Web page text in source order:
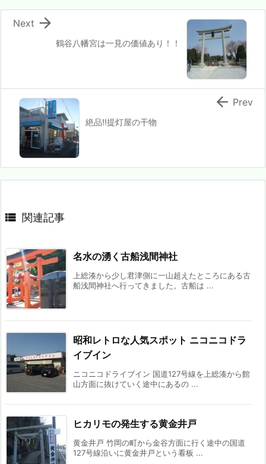
鶴谷八幡宮は一見の価値あり！！

Next
絶品!!提灯屋の干物
 Prev
 関連記事
名水の湧く古船浅間神社
上総湊から少し君津側に一山超えたところにある古
船浅間神社へ行ってきました。古船は ...
昭和レトロな人気スポット ニコニコドラ
イブイン
ニコニコドライブイン 国道127号線を上総湊から館
山方面に抜けていく途中にあるの ...
ヒカリモの発生する黄金井戸
黄金井戸 竹岡の町から金谷方面に行く途中の国道
127号線沿いに黄金井戸という看板 ...